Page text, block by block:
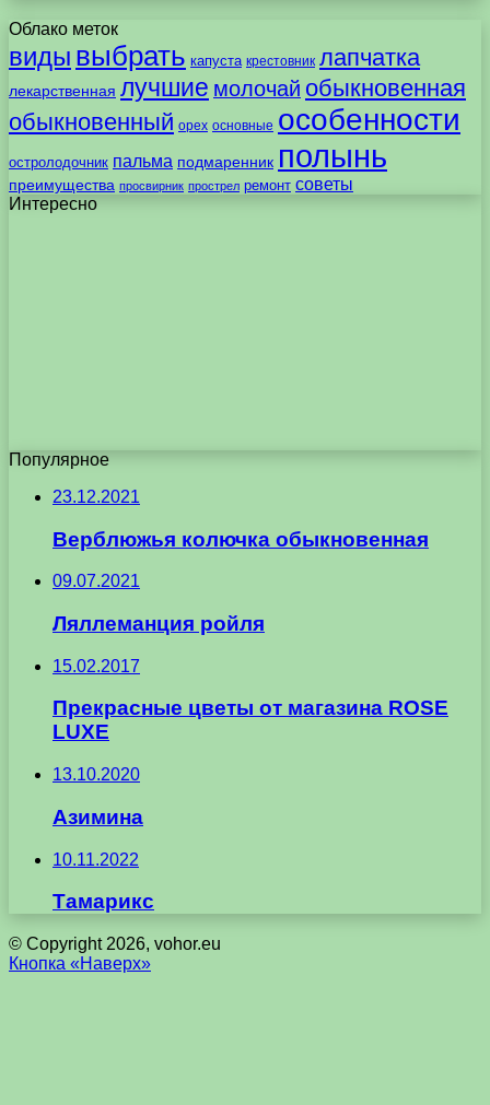
Облако меток
виды выбрать капуста крестовник лапчатка
лекарственная лучшие молочай обыкновенная
обыкновенный орех основные особенности
остролодочник пальма подмаренник полынь
преимущества просвирник прострел ремонт советы
Интересно
Популярное
23.12.2021
Верблюжья колючка обыкновенная
09.07.2021
Ляллеманция ройля
15.02.2017
Прекрасные цветы от магазина ROSE
LUXE
13.10.2020
Азимина
10.11.2022
Тамарикс
© Copyright 2026, vohor.eu
Кнопка «Наверх»